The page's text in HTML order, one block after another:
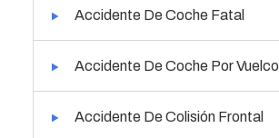
Accidente De Coche Fatal
Accidente De Coche Por Vuelco
Accidente De Colisión Frontal